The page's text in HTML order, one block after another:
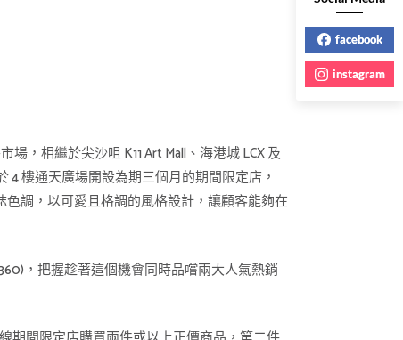
場，相繼於尖沙咀 K11 Art Mall、海港城 LCX 及
4 樓通天廣場開設為期三個月的期間限定店，
調，以可愛且格調的風格設計，讓顧客能夠在
，把握趁著這個機會同時品嚐兩大人氣熱銷
facebook
instagram